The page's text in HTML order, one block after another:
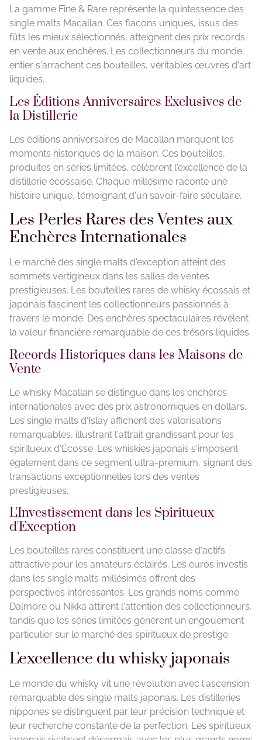
La gamme Fine & Rare représente la quintessence des
single malts Macallan. Ces flacons uniques, issus des
fûts les mieux sélectionnés, atteignent des prix records
en vente aux enchères. Les collectionneurs du monde
entier s'arrachent ces bouteilles, véritables œuvres d'art
liquides.
Les Éditions Anniversaires Exclusives de
la Distillerie
Les éditions anniversaires de Macallan marquent les
moments historiques de la maison. Ces bouteilles,
produites en séries limitées, célèbrent l'excellence de la
distillerie écossaise. Chaque millésime raconte une
histoire unique, témoignant d'un savoir-faire séculaire.
Les Perles Rares des Ventes aux
Enchères Internationales
Le marché des single malts d'exception atteint des
sommets vertigineux dans les salles de ventes
prestigieuses. Les bouteilles rares de whisky écossais et
japonais fascinent les collectionneurs passionnés à
travers le monde. Des enchères spectaculaires révèlent
la valeur financière remarquable de ces trésors liquides.
Records Historiques dans les Maisons de
Vente
Le whisky Macallan se distingue dans les enchères
internationales avec des prix astronomiques en dollars.
Les single malts d'Islay affichent des valorisations
remarquables, illustrant l'attrait grandissant pour les
spiritueux d'Écosse. Les whiskies japonais s'imposent
également dans ce segment ultra-premium, signant des
transactions exceptionnelles lors des ventes
prestigieuses.
L'Investissement dans les Spiritueux
d'Exception
Les bouteilles rares constituent une classe d'actifs
attractive pour les amateurs éclairés. Les euros investis
dans les single malts millésimés offrent des
perspectives intéressantes. Les grands noms comme
Dalmore ou Nikka attirent l'attention des collectionneurs,
tandis que les séries limitées génèrent un engouement
particulier sur le marché des spiritueux de prestige.
L'excellence du whisky japonais
Le monde du whisky vit une révolution avec l'ascension
remarquable des single malts japonais. Les distilleries
nippones se distinguent par leur précision technique et
leur recherche constante de la perfection. Les spiritueux